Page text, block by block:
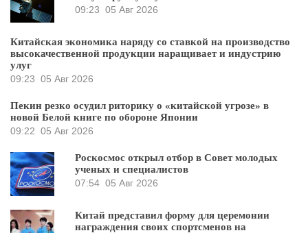
09:23 05 Авг 2026
Китайская экономика наряду со ставкой на производство
высокачественной продукции наращивает и индустрию
улуг
09:23 05 Авг 2026
Пекин резко осудил риторику о «китайской угрозе» в
новой Белой книге по обороне Японии
09:22 05 Авг 2026
Роскосмос открыл отбор в Совет молодых
ученых и специалистов
07:54 05 Авг 2026
Китай представил форму для церемонии
награждения своих спортсменов на